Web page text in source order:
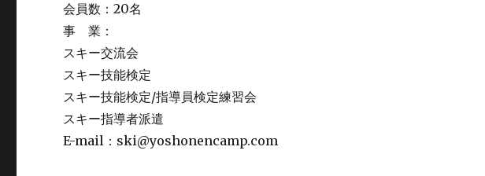
会員数：20名
事 業：
スキー交流会
スキー技能検定
スキー技能検定/指導員検定練習会
スキー指導者派遣
E-mail：ski@yoshonencamp.com